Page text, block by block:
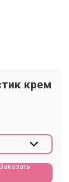
крем
Заказать